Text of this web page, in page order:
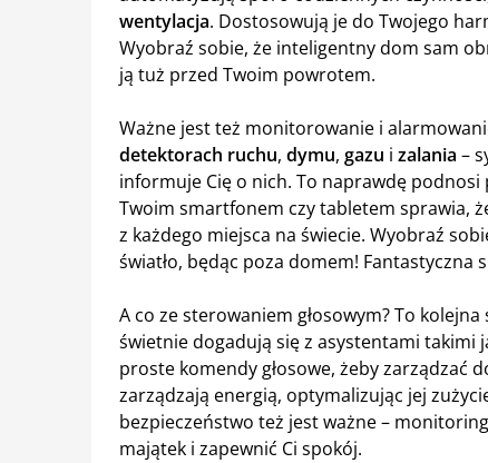
wentylacja. Dostosowują je do Twojego
Wyobraź sobie, że inteligentny dom sam
ją tuż przed Twoim powrotem.
Ważne jest też monitorowanie i
detektorach ruchu, dymu, gazu i zalania –
informuje Cię o nich. To naprawdę
Twoim smartfonem czy tabletem sprawia,
z każdego miejsca na świecie. Wyobraź
światło, będąc poza domem! Fantastyczna
A co ze sterowaniem głosowym? To
świetnie dogadują się z asystentami takimi
proste komendy głosowe, żeby zarządzać
zarządzają energią, optymalizując jej
bezpieczeństwo też jest ważne –
majątek i zapewnić Ci spokój.